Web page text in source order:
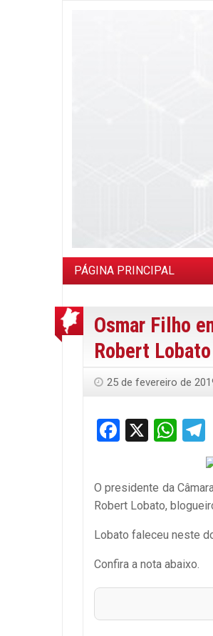
PÁGINA PRINCIPAL
Osmar Filho
Robert Lobato
25 de fevereiro de
Facebook
X
O presidente da
Robert Lobato,
Lobato faleceu neste
Confira a nota abaixo.